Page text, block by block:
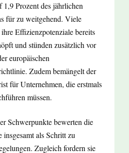
Prozent des jährlichen
für zu weitgehend. Viele
Effizienzpotenziale bereits
und stünden zusätzlich vor
europäischen
Zudem bemängelt der
für Unternehmen, die erstmals
müssen.
Schwerpunkte bewerten die
als Schritt zu
Zugleich fordern sie